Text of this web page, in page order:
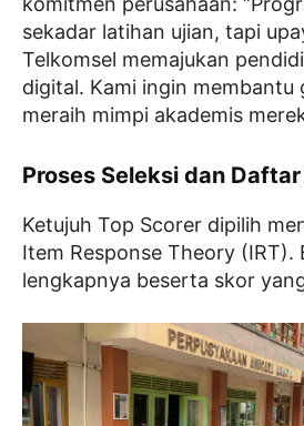
sekadar latihan ujian, tapi
Telkomsel memajukan
digital. Kami ingin membantu
meraih mimpi akademis
Proses Seleksi dan
Ketujuh Top Scorer dipilih
Item Response Theory
lengkapnya beserta skor